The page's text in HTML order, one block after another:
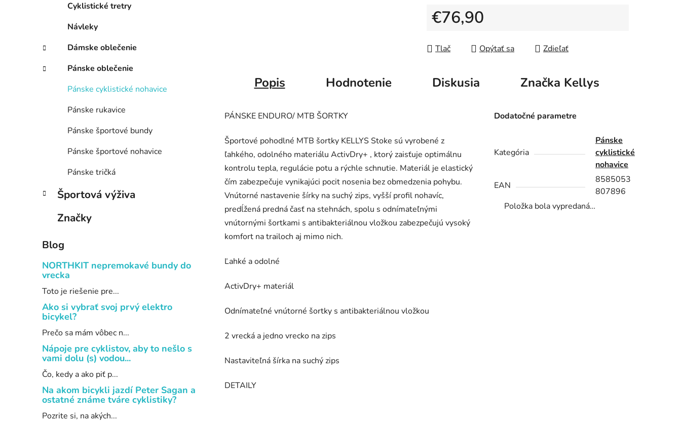
Cyklistické tretry
Návleky
Dámske oblečenie
Pánske oblečenie
Pánske cyklistické nohavice
Pánske rukavice
Pánske športové bundy
Pánske športové nohavice
Pánske tričká
Športová výživa
Značky
Blog
NORTHKIT nepremokavé bundy do
vrecka
Toto je riešenie pre...
Ako si vybrať svoj prvý elektro
bicykel?
Prečo sa mám vôbec n...
Nápoje pre cyklistov, aby to nešlo s
vami dolu (s) vodou...
Čo, kedy a ako piť p...
Na akom bicykli jazdí Peter Sagan a
ostatné známe tváre cyklistiky?
Pozrite si, na akých...
€76,90
Tlač
Opýtať sa Zdieľať
Popis Hodnotenie Diskusia Značka Kellys
PÁNSKE ENDURO/ MTB ŠORTKY
Športové pohodlné MTB šortky KELLYS Stoke sú vyrobené z
ľahkého, odolného materiálu ActivDry+ , ktorý zaisťuje optimálnu
kontrolu tepla, regulácie potu a rýchle schnutie. Materiál je elastický
čím zabezpečuje vynikajúci pocit nosenia bez obmedzenia pohybu.
Vnútorné nastavenie šírky na suchý zips, vyšší profil nohavíc,
predĺžená predná časť na stehnách, spolu s odnímateľnými
vnútornými šortkami s antibakteriálnou vložkou zabezpečujú vysoký
komfort na trailoch aj mimo nich.
Ľahké a odolné
ActivDry+ materiál
Odnímateľné vnútorné šortky s antibakteriálnou vložkou
2 vrecká a jedno vrecko na zips
Nastaviteľná šírka na suchý zips
DETAILY
Dodatočné parametre
Kategória
Pánske
cyklistické
nohavice
EAN
8585053
807896
Položka bola vypredaná…